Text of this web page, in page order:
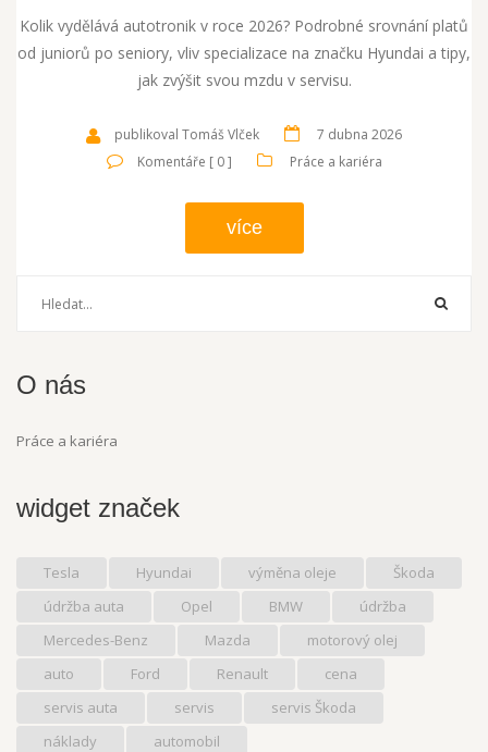
Kolik vydělává autotronik v roce 2026? Podrobné srovnání platů
od juniorů po seniory, vliv specializace na značku Hyundai a tipy,
jak zvýšit svou mzdu v servisu.
publikoval Tomáš Vlček
7 dubna 2026
Komentáře [ 0 ]
Práce a kariéra
více
O nás
Práce a kariéra
widget značek
Tesla Hyundai výměna oleje
Škoda
údržba auta
Opel BMW
údržba
Mercedes-Benz
Mazda
motorový olej
auto
Ford Renault
cena
servis auta
servis
servis Škoda
náklady
automobil